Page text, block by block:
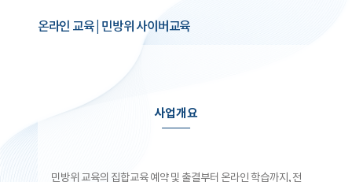
온라인 교육 | 민방위 사이버교육
사업개요
민방위 교육의 집합교육 예약 및 출결부터 온라인 학습까지, 전